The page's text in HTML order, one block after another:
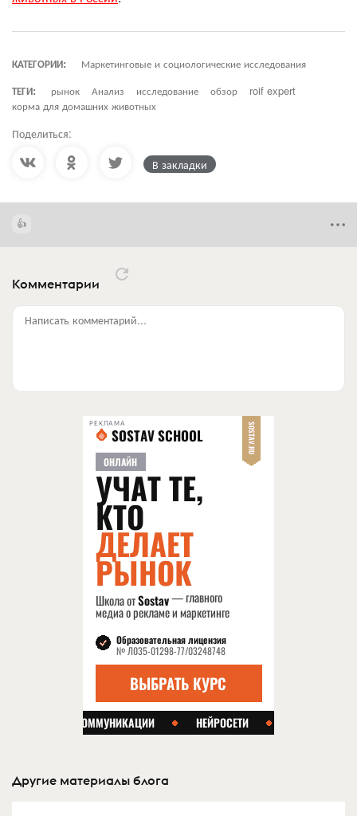
КАТЕГОРИИ:
Маркетинговые и социологические исследования
ТЕГИ:
рынок Анализ исследование обзор
roif expert
корма для домашних животных
Поделиться:
В закладки
Комментарии
Написать комментарий...
РЕКЛАМА
Другие материалы блога